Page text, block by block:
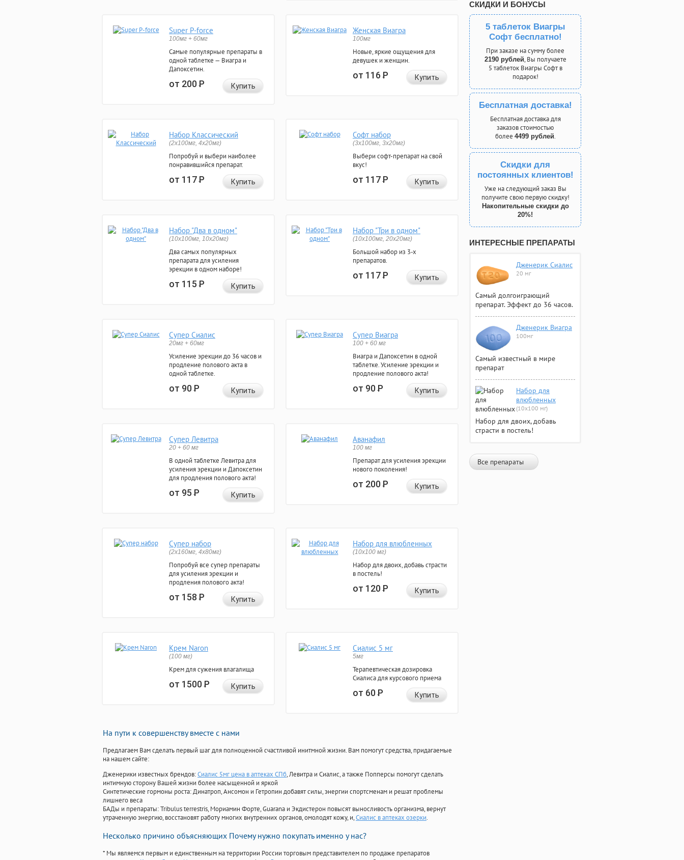
Super P-force
100мг + 60мг
Самые популярные препараты в
одной таблетке — Виагра и
Дапоксетин.
от 200Р Купить
Женская Виагра
100мг
Новые, яркие ощущения для
девушек и женщин.
от 116Р Купить
Набор Классический
(2x100мг, 4x20мг)
Попробуй и выбери наиболее
понравившийся препарат.
от 117Р Купить
Софт набор
(3x100мг, 3x20мг)
Выбери софт-препарат на свой
вкус!
от 117Р Купить
Набор "Два в одном"
(10x100мг, 10x20мг)
Два самых популярных
препарата для усиления
эрекции в одном наборе!
от 115Р Купить
Набор "Три в одном"
(10x100мг, 20x20мг)
Большой набор из 3-х
препаратов.
от 117Р Купить
Супер Сиалис
20мг + 60мг
Усиление эрекции до 36 часов и
продление полового акта в
одной таблетке.
от 90Р Купить
Супер Виагра
100 + 60 мг
Виагра и Дапоксетин в одной
таблетке. Усиление эрекции и
продление полового акта!
от 90Р Купить
Супер Левитра
20 + 60 мг
В одной таблетке Левитра для
усиления эрекции и Дапоксетин
для продления полового акта!
от 95Р Купить
Аванафил
100 мг
Препарат для усиления эрекции
нового поколения!
от 200Р Купить
Супер набор
(2х160мг, 4х80мг)
Попробуй все супер препараты
для усиления эрекции и
продления полового акта!
от 158Р Купить
Набор для влюбленных
(10х100 мг)
Набор для двоих, добавь страсти
в постель!
от 120Р Купить
Крем Naron
(100 мг)
Крем для сужения влагалища
от 1500Р Купить
Сиалис 5 мг
5мг
Терапевтическая дозировка
Сиалиса для курсового приема
от 60Р Купить
На пути к совершенству вместе с нами
Предлагаем Вам сделать первый шаг для полноценной счастливой инитмной жизни. Вам помогут средства, придагаемые
на нашем сайте:
Дженерики известных брендов:Сиалис 5мг цена в аптеках СПб, Левитра и Сиалис, а также Попперсы помогут сделать
интимную сторону Вашей жизни более насыщенной и яркой
Синтетические гормоны роста: Динатроп, Ансомон и Гетропин добавят силы, энергии спортсменам и решат проблемы
лишнего веса
БАДы и препараты:Tribulus terrestris, Мориамин Форте, Guarana и Экдистерон повысят выносливость организма, вернут
утраченную энергию, восстановят работу многих внутренних органов, омолодят кожу, и,Сиалис в аптеках озерки.
Несколько причино объясняющих Почему нужно покупать именно у нас?
* Мы являемся первым и единственным на территории России торговым представителем по продаже препаратов
СКИДКИ И БОНУСЫ
5 таблеток Виагры
Софт бесплатно!
При заказе на сумму более
2190 рублей, Вы получаете
5 таблеток Виагры Софт в
подарок!
Бесплатная доставка!
Бесплатная доставка для
заказов стоимостью
более 4499 рублей.
Скидки для
постоянных клиентов!
Уже на следующий заказ Вы
получите свою первую скидку!
Накопительные скидки до
20%!
ИНТЕРЕСНЫЕ ПРЕПАРАТЫ
Дженерик Сиалис
20 мг
Самый долгоиграющий
препарат. Эффект до 36 часов.
Дженерик Виагра
100мг
Самый известный в мире
препарат
Набор для
влюбленных
(10х100 мг)
Набор для двоих, добавь
страсти в постель!
Все препараты